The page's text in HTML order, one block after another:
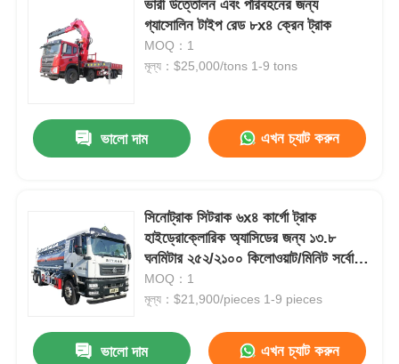
ভারী উত্তোলন এবং পরিবহনের জন্য
গ্যাসোলিন টাইপ রেড ৮x৪ ক্রেন ট্রাক
MOQ：1
মূল্য：$25,000/tons 1-9 tons
ভালো দাম এখন চ্যাট করুন
সিনোট্রাক সিটরাক ৬x৪ কার্গো ট্রাক
হাইড্রোক্লোরিক অ্যাসিডের জন্য ১৩.৮
ঘনমিটার ২৫২/২১০০ কিলোওয়াট/মিনিট সর্বোচ্চ
নেট ইঞ্জিন শক্তি
MOQ：1
মূল্য：$21,900/pieces 1-9 pieces
ভালো দাম এখন চ্যাট করুন